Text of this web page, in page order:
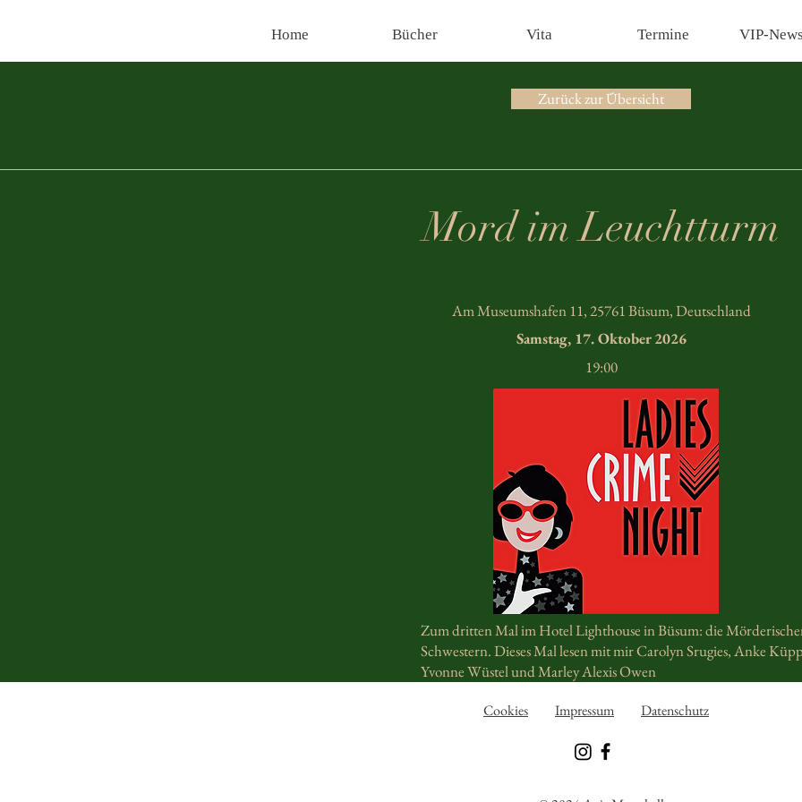
Home Bücher Vita Termine VIP-
Zurück zur Übersicht
Mord im Leuchtturm
Am Museumshafen 11, 25761 Büsum, Deutschland
Samstag, 17. Oktober 2026
19:00
Zum dritten Mal im Hotel Lighthouse in Büsum: die
Schwestern. Dieses Mal lesen mit mir Carolyn Srugies, Anke
Yvonne Wüstel und Marley Alexis Owen
Cookies Impressum Datenschutz